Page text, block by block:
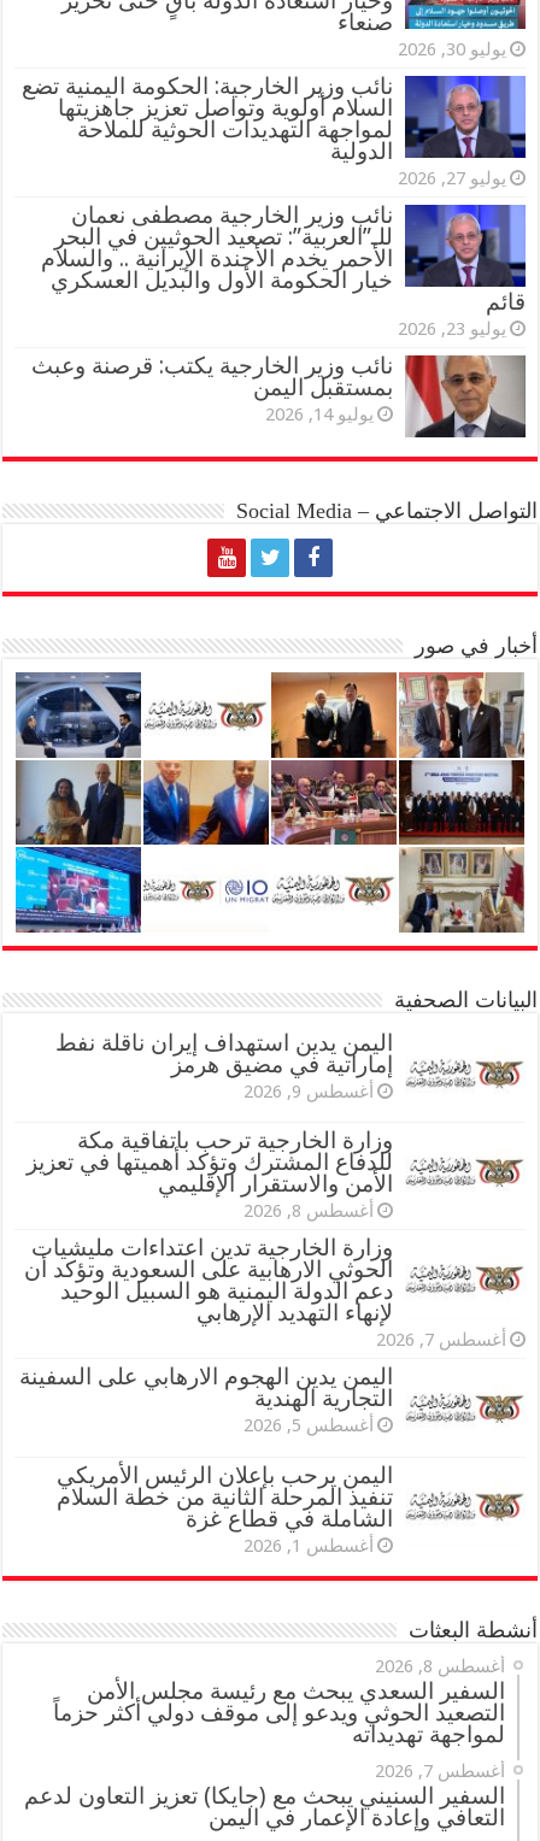
صنعاء
يوليو 30, 2026
نائب وزير الخارجية: الحكومة اليمنية تضع
السلام أولوية وتواصل تعزيز جاهزيتها
لمواجهة التهديدات الحوثية للملاحة
الدولية
يوليو 27, 2026
نائب وزير الخارجية مصطفى نعمان
للـ”العربية”: تصعيد الحوثيين في البحر
الأحمر يخدم الأجندة الإيرانية .. والسلام
خيار الحكومة الأول والبديل العسكري
قائم
يوليو 23, 2026
نائب وزير الخارجية يكتب: قرصنة وعبث
بمستقبل اليمن
يوليو 14, 2026
التواصل الاجتماعي – Social Media
أخبار في صور
البيانات الصحفية
اليمن يدين استهداف إيران ناقلة نفط
إماراتية في مضيق هرمز
أغسطس 9, 2026
وزارة الخارجية ترحب باتفاقية مكة
للدفاع المشترك وتؤكد أهميتها في تعزيز
الأمن والاستقرار الإقليمي
أغسطس 8, 2026
وزارة الخارجية تدين اعتداءات مليشيات
الحوثي الارهابية على السعودية وتؤكد أن
دعم الدولة اليمنية هو السبيل الوحيد
لإنهاء التهديد الإرهابي
أغسطس 7, 2026
اليمن يدين الهجوم الارهابي على السفينة
التجارية الهندية
أغسطس 5, 2026
اليمن يرحب بإعلان الرئيس الأمريكي
تنفيذ المرحلة الثانية من خطة السلام
الشاملة في قطاع غزة
أغسطس 1, 2026
أنشطة البعثات
أغسطس 8, 2026
السفير السعدي يبحث مع رئيسة مجلس الأمن
التصعيد الحوثي ويدعو إلى موقف دولي أكثر حزماً
لمواجهة تهديداته
أغسطس 7, 2026
السفير السنيني يبحث مع (جايكا) تعزيز التعاون لدعم
التعافي وإعادة الإعمار في اليمن